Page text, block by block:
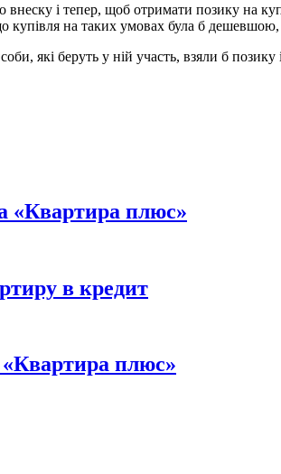
внеску і тепер, щоб отримати позику на
купівля на таких умовах була б
які беруть у ній участь, взяли б позику
«Квартира плюс»
в кредит
«Квартира плюс»